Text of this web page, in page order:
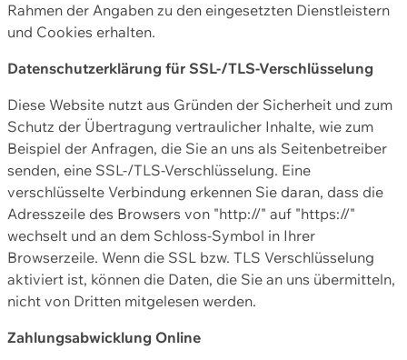
Rahmen der Angaben zu den eingesetzten Dienstleistern
und Cookies erhalten.
Datenschutzerklärung für SSL-/TLS-Verschlüsselung
Diese Website nutzt aus Gründen der Sicherheit und zum
Schutz der Übertragung vertraulicher Inhalte, wie zum
Beispiel der Anfragen, die Sie an uns als Seitenbetreiber
senden, eine SSL-/TLS-Verschlüsselung. Eine
verschlüsselte Verbindung erkennen Sie daran, dass die
Adresszeile des Browsers von "http://" auf "https://"
wechselt und an dem Schloss-Symbol in Ihrer
Browserzeile. Wenn die SSL bzw. TLS Verschlüsselung
aktiviert ist, können die Daten, die Sie an uns übermitteln,
nicht von Dritten mitgelesen werden.
Zahlungsabwicklung Online